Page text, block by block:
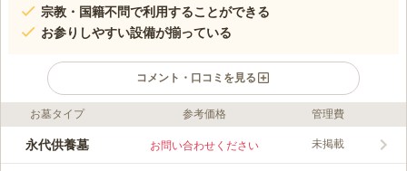
宗教・国籍不問で利用することができる
お参りしやすい設備が揃っている
コメント・口コミを見る
ライフドット編集部のコメント
阿弥陀堂共同墓地は、小湊鉄道バス「朝日町」バス停から徒歩約
お墓タイプ 参考価格 管理費
永代供養墓 お問い合わせください 未掲載